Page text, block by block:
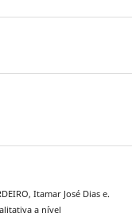
Itamar José Dias e.
a nível